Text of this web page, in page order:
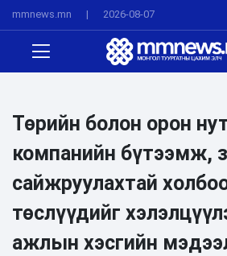
mmnews.mn | 2026-08-07
Төрийн болон орон
компанийн бүтээмж,
сайжруулахтай
төслүүдийг
ажлын хэсгийн